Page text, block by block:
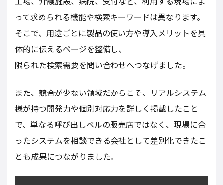
って求められる機能や検索キーワードは異なります。
そこで、用途ごとに製品の使い方や導入メリットを具
体的に伝えるページを整備し、
限られた検索需要を問い合わせへつなげました。
また、競合が少ない領域だからこそ、リアルシステム
様が持つ開発力や個別対応力を詳しく掲載したこと
で、単なる呼び出しベルの販売店ではなく、現場に合
ったシステムを相談できる会社として差別化できたこ
とも成果につながりました。